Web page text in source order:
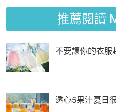
推薦閱讀
不要讓你的衣服
透心5果汁夏日